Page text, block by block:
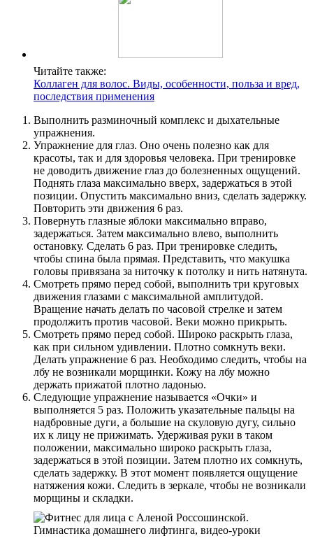
Читайте также:
Коллаген для волос. Виды, особенности, польза и вред,
последствия применения
Выполнить разминочный комплекс и дыхательные
упражнения.
Упражнение для глаз. Оно очень полезно как для
красоты, так и для здоровья человека. При тренировке
не доводить движение глаз до болезненных ощущений.
Поднять глаза максимально вверх, задержаться в этой
позиции. Опустить максимально вниз, сделать задержку.
Повторить эти движения 6 раз.
Повернуть глазные яблоки максимально вправо,
задержаться. Затем максимально влево, выполнить
остановку. Сделать 6 раз. При тренировке следить,
чтобы спина была прямая. Представить, что макушка
головы привязана за ниточку к потолку и нить натянута.
Смотреть прямо перед собой, выполнить три круговых
движения глазами с максимальной амплитудой.
Вращение начать делать по часовой стрелке и затем
продолжить против часовой. Веки можно прикрыть.
Смотреть прямо перед собой. Широко раскрыть глаза,
как при сильном удивлении. Плотно сомкнуть веки.
Делать упражнение 6 раз. Необходимо следить, чтобы на
лбу не возникали морщинки. Кожу на лбу можно
держать прижатой плотно ладонью.
Следующие упражнение называется «Очки» и
выполняется 5 раз. Положить указательные пальцы на
надбровные дуги, а большие на скуловую дугу, сильно
их к лицу не прижимать. Удерживая руки в таком
положении, максимально широко раскрыть глаза,
задержаться в этой позиции. Затем плотно их сомкнуть,
сделать задержку. В этот момент появляется ощущение
натяжения кожи. Следить в зеркале, чтобы не возникали
морщины и складки.